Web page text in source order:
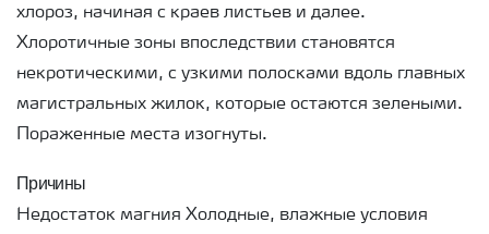
хлороз, начиная с краев листьев и далее.
Хлоротичные зоны впоследствии становятся
некротическими, с узкими полосками вдоль главных
магистральных жилок, которые остаются зелеными.
Пораженные места изогнуты.
Причины
Недостаток магния Холодные, влажные условия